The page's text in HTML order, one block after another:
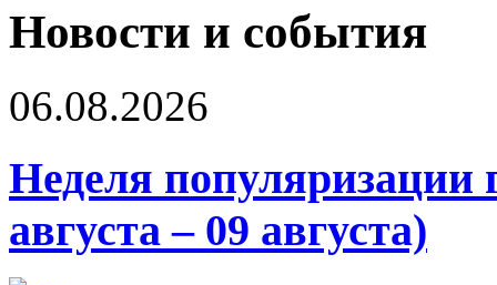
Новости и события
06.08.2026
Неделя популяризации
августа – 09 августа)